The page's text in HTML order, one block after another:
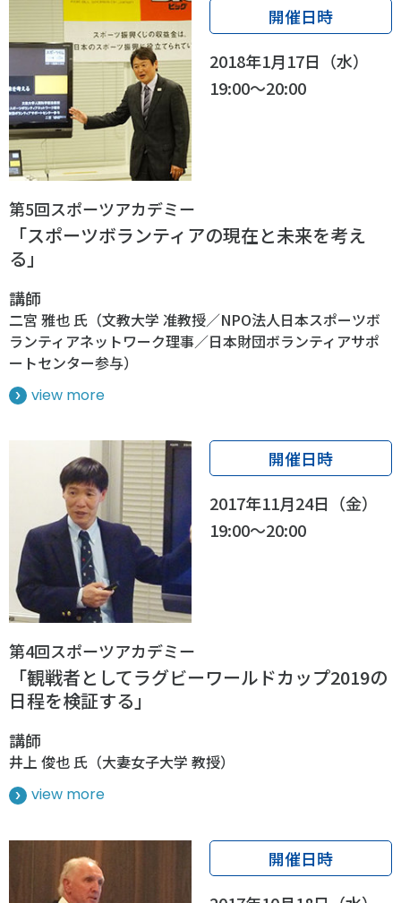
開催日時
2018年1月17日（水）
19:00～20:00
第5回スポーツアカデミー
「スポーツボランティアの現在と未来を考え
る」
講師
二宮 雅也 氏（文教大学 准教授／NPO法人日本スポーツボ
ランティアネットワーク理事／日本財団ボランティアサポ
ートセンター参与）
view more
開催日時
2017年11月24日（金）
19:00～20:00
第4回スポーツアカデミー
「観戦者としてラグビーワールドカップ2019の
日程を検証する」
講師
井上 俊也 氏（大妻女子大学 教授）
view more
開催日時